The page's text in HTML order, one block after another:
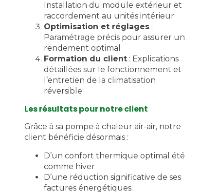
Installation du module extérieur et
raccordement au unités intérieur
Optimisation et réglages :
Paramétrage précis pour assurer un
rendement optimal
Formation du client : Explications
détaillées sur le fonctionnement et
l’entretien de la climatisation
réversible
Les résultats pour notre client
Grâce à sa pompe à chaleur air-air, notre
client bénéficie désormais :
D’un confort thermique optimal été
comme hiver
D’une réduction significative de ses
factures énergétiques.